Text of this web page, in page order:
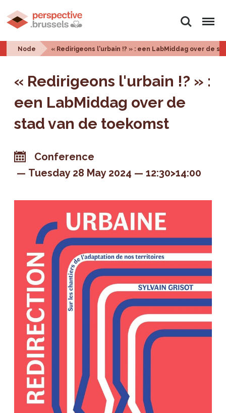
Search Menu
Node « Redirigeons l'urbain !? » : een LabMiddag over de
« Redirigeons l'urbain !? » :
een LabMiddag over de
stad van de toekomst
Conference
Tuesday 28 May 2024
12:30>14:00